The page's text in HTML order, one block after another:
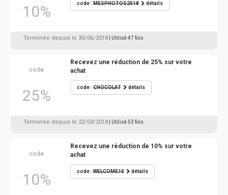
10% code :MESPHOTOS2018 détails
Terminée depuis le 30/06/2018 | Utilisé 47 fois
code
25%
Recevez une réduction de 25% sur votre
achat
code :CHOCOLAT détails
Terminée depuis le 22/03/2018 | Utilisé 53 fois
code
10%
Recevez une réduction de 10% sur votre
achat
code :WELCOME10 détails